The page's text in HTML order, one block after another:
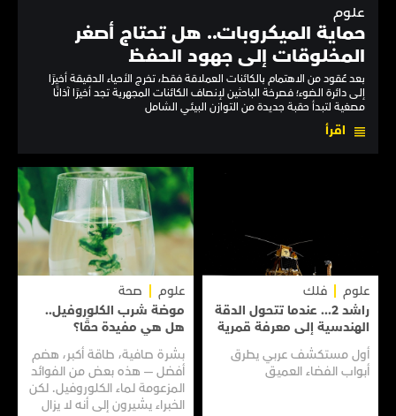
علوم
حماية الميكروبات.. هل تحتاج أصغر
المخلوقات إلى جهود الحفظ
بعد عُقود من الاهتمام بالكائنات العملاقة فقط، تخرج الأحياء الدقيقة أخيرًا
إلى دائرة الضوء؛ فصرخة الباحثين لإنصاف الكائنات المجهرية تجد أخيرًا آذانًا
مصغية لتبدأ حقبة جديدة من التوازن البيئي الشامل
اقرأ
علوم
فلك
راشد 2... عندما تتحول الدقة
الهندسية إلى معرفة قمرية
أول مستكشف عربي يطرق
أبواب الفضاء العميق
علوم
صحة
موضة شرب الكلوروفيل..
هل هي مفيدة حقًا؟
بشرة صافية، طاقة أكبر، هضم
أفضل — هذه بعض من الفوائد
المزعومة لماء الكلوروفيل. لكن
الخبراء يشيرون إلى أنه لا يزال